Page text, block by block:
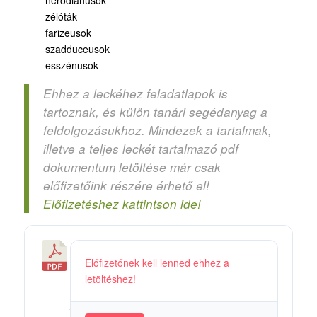
zélóták
farizeusok
szadduceusok
esszénusok
Ehhez a leckéhez feladatlapok is
tartoznak, és külön tanári segédanyag a
feldolgozásukhoz. Mindezek a tartalmak,
illetve a teljes leckét tartalmazó pdf
dokumentum letöltése már csak
előfizetőink részére érhető el!
Előfizetéshez kattintson ide!
3
/
Előfizetőnek kell lenned ehhez a
letöltéshez!